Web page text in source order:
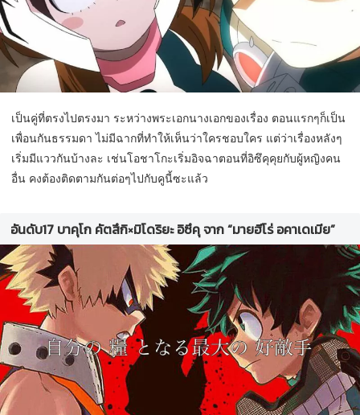
เป็นคู่ที่ตรงไปตรงมา ระหว่างพระเอกนางเอกของเรื่อง ตอนแรกๆก็เป็น
เพื่อนกันธรรมดา ไม่มีฉากที่ทำให้เห็นว่าใครชอบใคร แต่ว่าเรื่องหลังๆ
เริ่มมีแววกันบ้างละ เช่นโอชาโกะเริ่มอิจฉาตอนที่อิซึคุคุยกับผู้หญิงคน
อื่น คงต้องติดตามกันต่อๆไปกับคูนี้ซะแล้ว
อันดับ17 บาคุโก คัตสึกิ×มิโดริยะ อิซึคุ จาก “มายฮีโร่ อคาเดเมีย”